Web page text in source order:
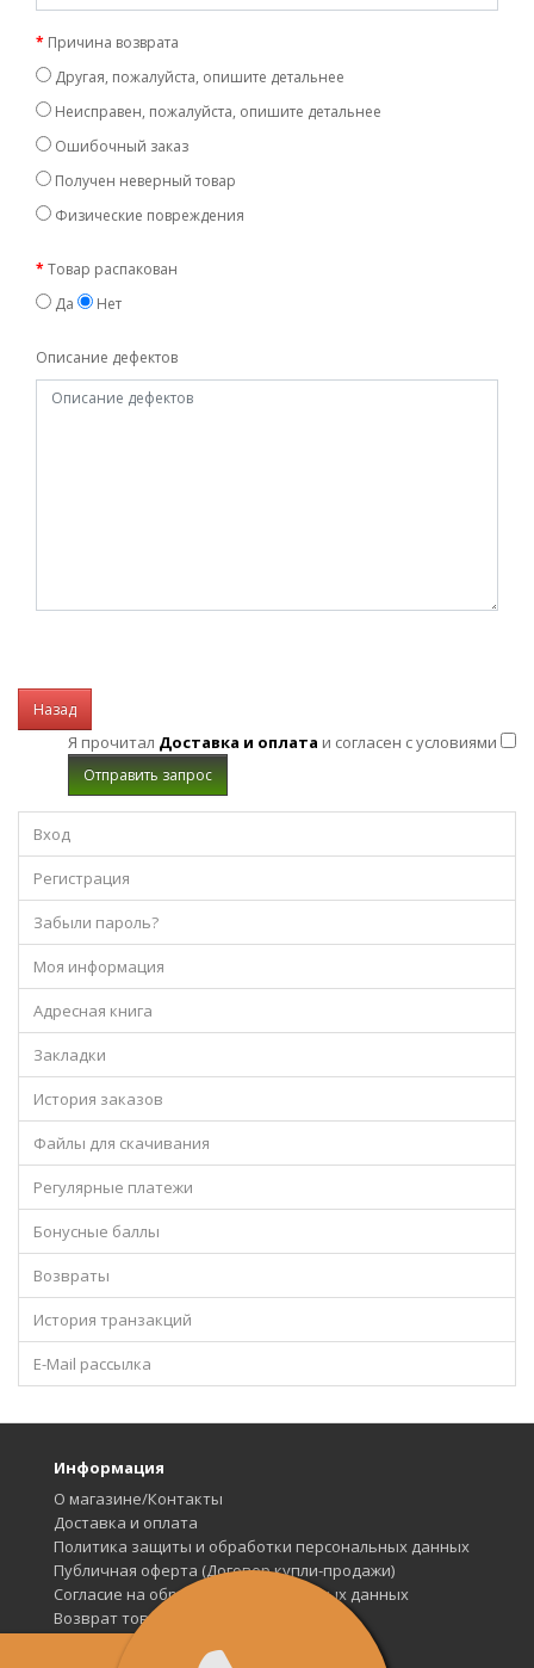
Причина возврата
Другая, пожалуйста, опишите детальнее
Неисправен, пожалуйста, опишите детальнее
Ошибочный заказ
Получен неверный товар
Физические повреждения
Товар распакован
Да
Нет
Описание дефектов
Назад
Я прочитал Доставка и оплата и согласен с условиями
Вход
Регистрация
Забыли пароль?
Моя информация
Адресная книга
Закладки
История заказов
Файлы для скачивания
Регулярные платежи
Бонусные баллы
Возвраты
История транзакций
E-Mail рассылка
Информация
О магазине/Контакты
Доставка и оплата
Политика защиты и обработки персональных данных
Публичная оферта (Договор купли-продажи)
Согласие на обработку персональных данных
Возврат товара
Дополнительно